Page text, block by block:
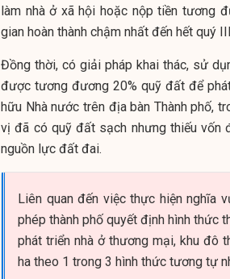
làm nhà ở xã hội hoặc nộp tiền tương
gian hoàn thành chậm nhất đến hết quý
Đồng thời, có giải pháp khai thác, sử
được tương đương 20% quỹ đất để
hữu Nhà nước trên địa bàn Thành phố,
vị đã có quỹ đất sạch nhưng thiếu vốn
nguồn lực đất đai.
Liên quan đến việc thực hiện nghĩa
phép thành phố quyết định hình thức
phát triển nhà ở thương mại, khu
ha theo 1 trong 3 hình thức tương tự